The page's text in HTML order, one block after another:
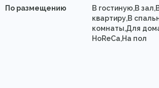
По размещению
В гостиную,В
квартиру,В
комнаты,Для
HoReCa,На пол